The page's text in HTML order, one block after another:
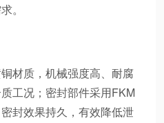
。
材质，机械强度高、耐腐
工况；密封部件采用FKM
封效果持久，有效降低泄